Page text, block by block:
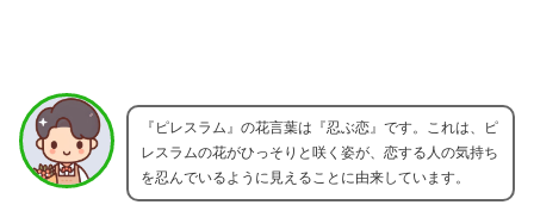
『ピレスラム』の花言葉は『忍ぶ恋』です。これは、ピ
レスラムの花がひっそりと咲く姿が、恋する人の気持ち
を忍んでいるように見えることに由来しています。